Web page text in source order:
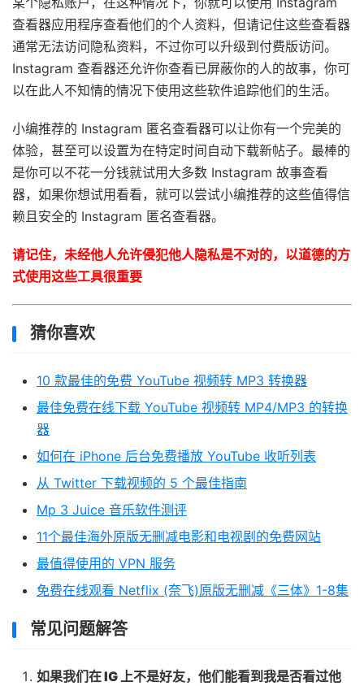
查看器应用程序查看他们的个人资料，但请记住这些查看器
通常无法访问隐私资料，不过你可以升级到付费版访问。
Instagram 查看器还允许你查看已屏蔽你的人的故事，你可
以在此人不知情的情况下使用这些软件追踪他们的生活。
小编推荐的 Instagram 匿名查看器可以让你有一个完美的
体验，甚至可以设置为在特定时间自动下载新帖子。最棒的
是你可以不花一分钱就试用大多数 Instagram 故事查看
器，如果你想试用看看，就可以尝试小编推荐的这些值得信
赖且安全的 Instagram 匿名查看器。
请记住，未经他人允许侵犯他人隐私是不对的，以道德的方
式使用这些工具很重要
猜你喜欢
10 款最佳的免费 YouTube 视频转 MP3 转换器
最佳免费在线下载 YouTube 视频转 MP4/MP3 的转换
器
如何在 iPhone 后台免费播放 YouTube 收听列表
从 Twitter 下载视频的 5 个最佳指南
Mp 3 Juice 音乐软件测评
11个最佳海外原版无删减电影和电视剧的免费网站
最值得使用的 VPN 服务
免费在线观看 Netflix (奈飞)原版无删减《三体》1-8集
常见问题解答
如果我们在 IG 上不是好友，他们能看到我是否看过他